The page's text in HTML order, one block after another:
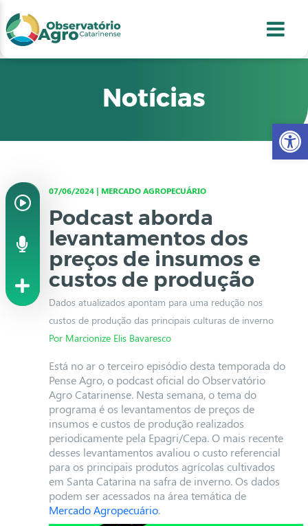
2
3
4
Notícias
07/06/2024 | MERCADO AGROPECUÁRIO
Podcast aborda
levantamentos dos
preços de insumos e
custos de produção
Dados atualizados apontam para uma redução nos
custos de produção das principais culturas de inverno
Por Marcionize Elis Bavaresco
Está no ar o terceiro episódio desta temporada do
Pense Agro, o podcast oficial do Observatório
Agro Catarinense. Nesta semana, o tema do
programa é os levantamentos de preços de
insumos e custos de produção realizados
periodicamente pela Epagri/Cepa. O mais recente
desses levantamentos avaliou o custo referencial
para os principais produtos agrícolas cultivados
em Santa Catarina na safra de inverno. Os dados
podem ser acessados na área temática de
Mercado Agropecuário.